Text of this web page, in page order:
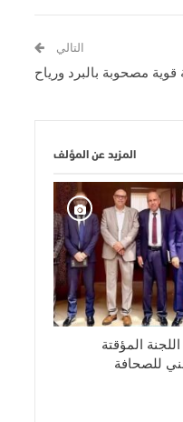
التالي
مصحوبة بالبرد ورياح
المزيد عن المؤلف
المؤقتة
للصحافة